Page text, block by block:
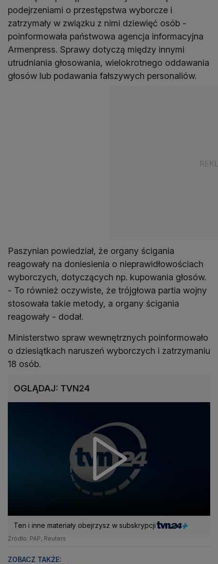
podejrzeniami o przestępstwa wyborcze i
zatrzymały w związku z nimi dziewięć osób -
poinformowała państwowa agencja informacyjna
Armenpress. Sprawy dotyczą między innymi
utrudniania głosowania, wielokrotnego oddawania
głosów lub podawania fałszywych personaliów.
Paszynian powiedział, że organy ścigania
reagowały na doniesienia o nieprawidłowościach
wyborczych, dotyczących np. kupowania głosów.
- To również oczywiste, że trójgłowa partia wojny
stosowała takie metody, a organy ścigania
reagowały - dodał.
Ministerstwo spraw wewnętrznych poinformowało
o dziesiątkach naruszeń wyborczych i zatrzymaniu
18 osób.
OGLĄDAJ: TVN24
Ten i inne materiały obejrzysz w subskrypcji
Źródło: PAP, Reuters
ZOBACZ TAKŻE: